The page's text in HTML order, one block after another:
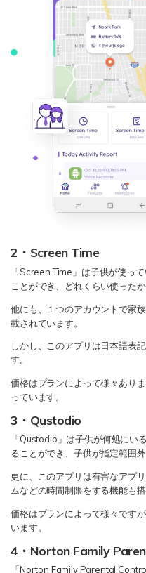
2・Screen Time
「Screen Time」は子供が使っ
ことができ、どれくらい使った
他にも、１つのアカウントで家
載されています。
しかし、このアプリは日本語表
す。
価格はプランによって様々あり
っています。
3・Qustodio
「Qustodio」は子供が何処にい
ることができ、子供が指定範囲
更に、このアプリは有害なアプ
ムなどの時間制限をする機能も搭
価格はプランによって様々です
います。
4・Norton Family
「Norton Family Parental